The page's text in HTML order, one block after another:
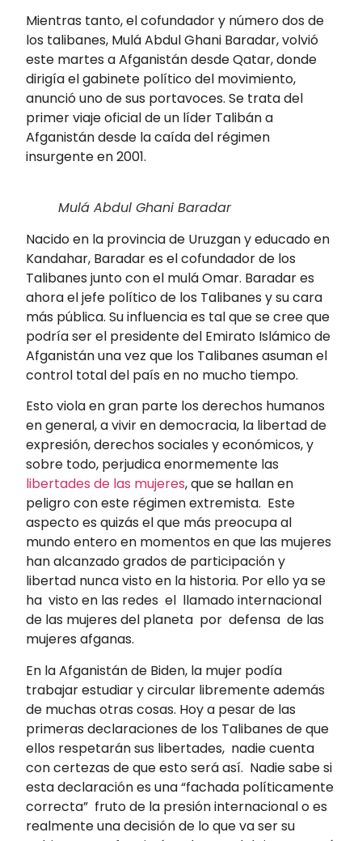
Mientras tanto, el cofundador y número dos de
los talibanes, Mulá Abdul Ghani Baradar, volvió
este martes a Afganistán desde Qatar, donde
dirigía el gabinete político del movimiento,
anunció uno de sus portavoces. Se trata del
primer viaje oficial de un líder Talibán a
Afganistán desde la caída del régimen
insurgente en 2001.
Mulá Abdul Ghani Baradar
Nacido en la provincia de Uruzgan y educado en
Kandahar, Baradar es el cofundador de los
Talibanes junto con el mulá Omar. Baradar es
ahora el jefe político de los Talibanes y su cara
más pública. Su influencia es tal que se cree que
podría ser el presidente del Emirato Islámico de
Afganistán una vez que los Talibanes asuman el
control total del país en no mucho tiempo.
Esto viola en gran parte los derechos humanos
en general, a vivir en democracia, la libertad de
expresión, derechos sociales y económicos, y
sobre todo, perjudica enormemente las
libertades de las mujeres, que se hallan en
peligro con este régimen extremista. Este
aspecto es quizás el que más preocupa al
mundo entero en momentos en que las mujeres
han alcanzado grados de participación y
libertad nunca visto en la historia. Por ello ya se
ha visto en las redes el llamado internacional
de las mujeres del planeta por defensa de las
mujeres afganas.
En la Afganistán de Biden, la mujer podía
trabajar estudiar y circular libremente además
de muchas otras cosas. Hoy a pesar de las
primeras declaraciones de los Talibanes de que
ellos respetarán sus libertades, nadie cuenta
con certezas de que esto será así. Nadie sabe si
esta declaración es una “fachada políticamente
correcta” fruto de la presión internacional o es
realmente una decisión de lo que va ser su